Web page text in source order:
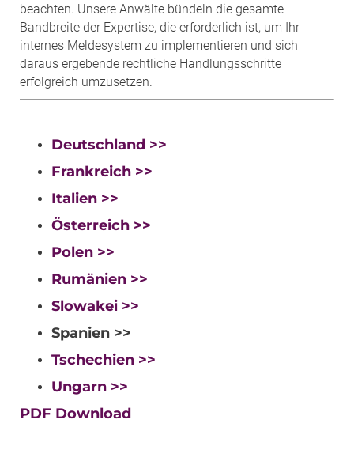
beachten. Unsere Anwälte bündeln die gesamte
Bandbreite der Expertise, die erforderlich ist, um Ihr
internes Meldesystem zu implementieren und sich
daraus ergebende rechtliche Handlungsschritte
erfolgreich umzusetzen.
Deutschland >>
Frankreich >>
Italien >>
Österreich >>
Polen >>
Rumänien >>
Slowakei >>
Spanien >>
Tschechien >>
Ungarn >>
PDF Download